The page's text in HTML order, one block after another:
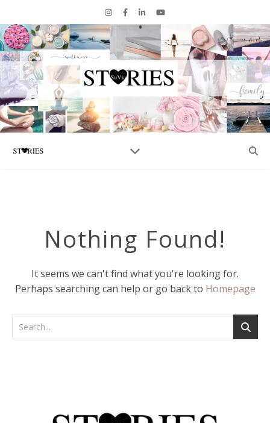
Nothing Found!
It seems we can't find what you're looking for.
Perhaps searching can help or go back to Homepage